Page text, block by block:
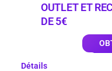
OUTLET ET
DE 5€
Détails